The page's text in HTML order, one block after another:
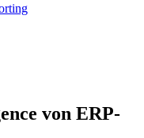
von ERP-